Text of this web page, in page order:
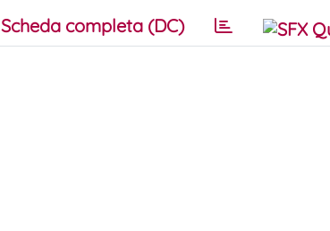
Scheda completa (DC)